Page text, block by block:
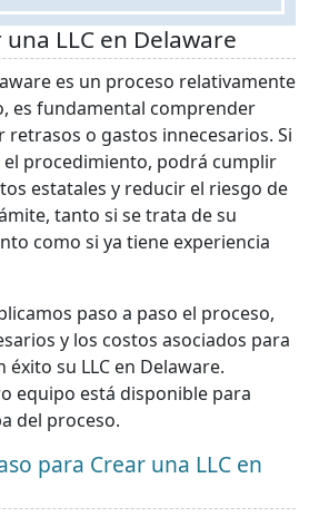
LLC en Delaware
es un proceso relativamente
es fundamental comprender
retrasos o gastos innecesarios. Si
procedimiento, podrá cumplir
estatales y reducir el riesgo de
tanto si se trata de su
como si ya tiene experiencia
paso a paso el proceso,
y los costos asociados para
su LLC en Delaware.
equipo está disponible para
del proceso.
para Crear una LLC en